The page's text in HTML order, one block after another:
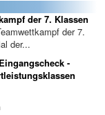
der 7. Klassen
der 7.
der...
-